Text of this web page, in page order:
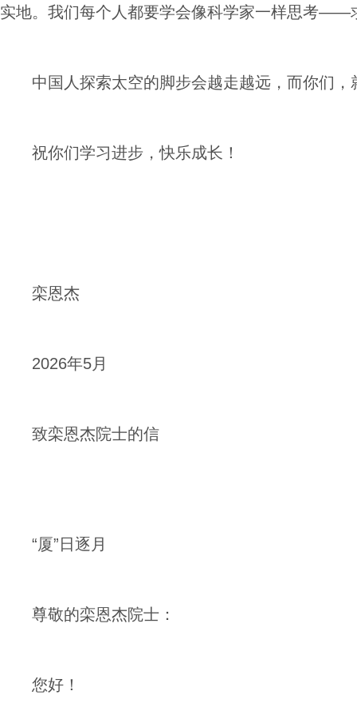
实地。我们每个人都要学会像科学家一样思考——
中国人探索太空的脚步会越走越远，而你们
祝你们学习进步，快乐成长！
栾恩杰
2026年5月
致栾恩杰院士的信
“厦”日逐月
尊敬的栾恩杰院士：
您好！